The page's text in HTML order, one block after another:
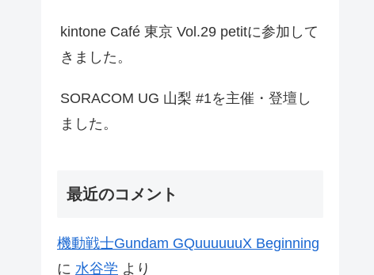
kintone Café 東京 Vol.29 petitに参加して
きました。
SORACOM UG 山梨 #1を主催・登壇し
ました。
最近のコメント
機動戦士Gundam GQuuuuuuX Beginning
に 水谷学 より